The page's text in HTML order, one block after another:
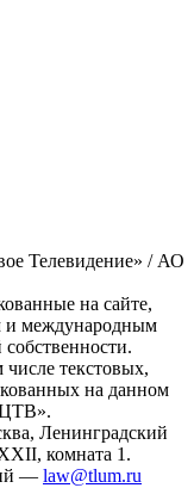
Телевидение» / АО
на сайте,
и международным
собственности.
текстовых,
на данном
Ленинградский
комната 1.
— law@tlum.ru